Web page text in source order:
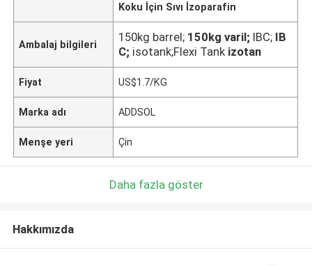
Koku İçin Sıvı İzoparafin
Ambalaj bilgileri
150kg barrel; 150kg varil; IBC; IB
C; isotank;Flexi Tank izotan
Fiyat US$1.7/KG
Marka adı ADDSOL
Menşe yeri Çin
Daha fazla göster
Hakkımızda